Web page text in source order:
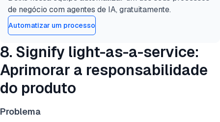
de negócio com agentes de IA, gratuitamente.
Automatizar um processo
8. Signify light-as-a-service:
Aprimorar a responsabilidade
do produto
Problema